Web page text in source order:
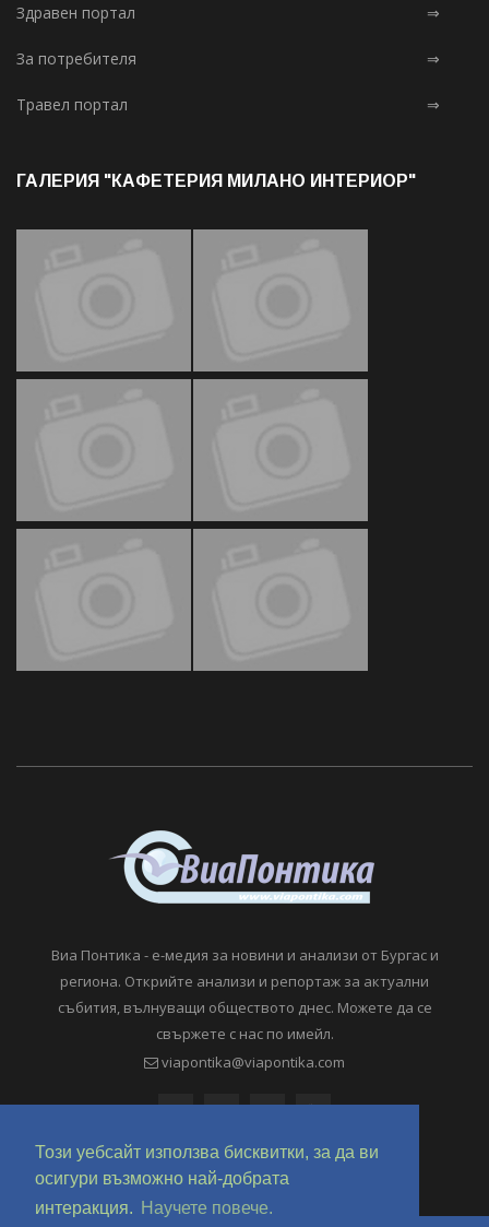
Този уебсайт използва бисквитки, за да ви
осигури възможно най-добрата
интеракция.
Научете повече.
Здравен портал ⇒
За потребителя ⇒
Травел портал ⇒
ГАЛЕРИЯ "КАФЕТЕРИЯ МИЛАНО ИНТЕРИОР"
Виа Понтика - е-медия за новини и анализи от Бургас и
региона. Открийте анализи и репортаж за актуални
събития, вълнуващи обществото днес. Можете да се
свържете с нас по имейл.
viapontika@viapontika.com